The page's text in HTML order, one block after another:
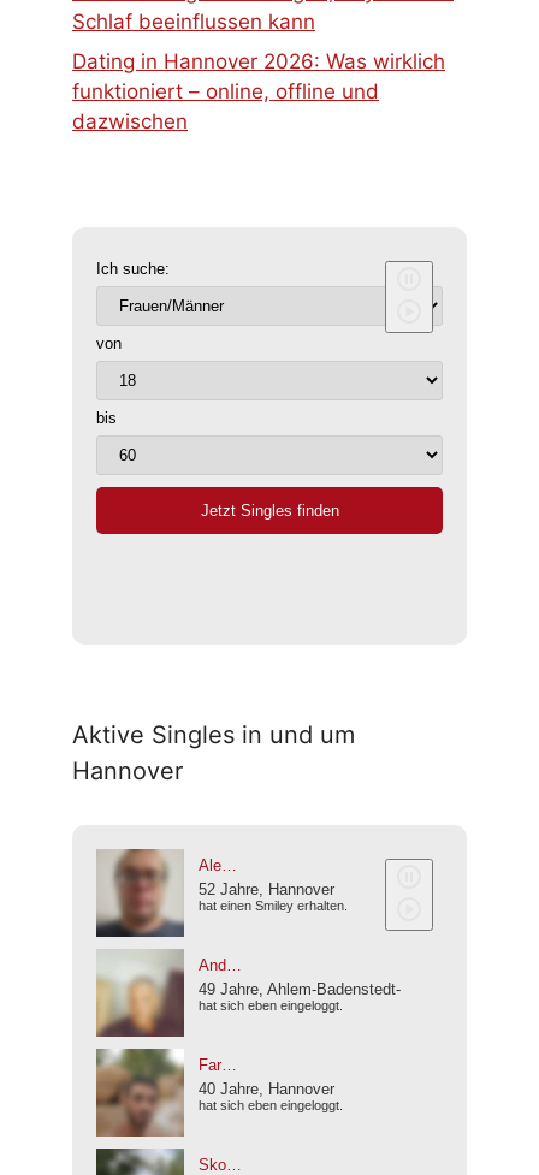
Schlaf beeinflussen kann
Dating in Hannover 2026: Was wirklich
funktioniert – online, offline und
dazwischen
Aktive Singles in und um
Hannover